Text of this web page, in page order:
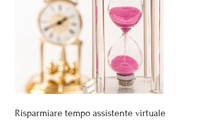
Risparmiare tempo assistente virtuale